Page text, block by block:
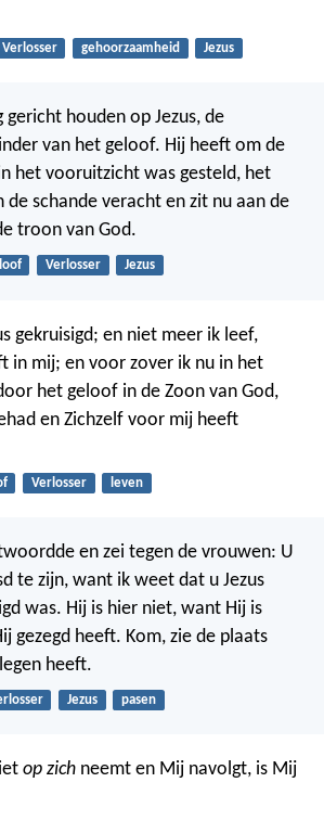
Verlosser gehoorzaamheid Jezus
houden op Jezus, de
van het geloof. Hij heeft om de
het vooruitzicht was gesteld, het
de schande veracht en zit nu aan de
troon van God.
Verlosser Jezus
gekruisigd; en niet meer ik leef,
in mij; en voor zover ik nu in het
het geloof in de Zoon van God,
en Zichzelf voor mij heeft
Verlosser leven
en zei tegen de vrouwen: U
te zijn, want ik weet dat u Jezus
was. Hij is hier niet, want Hij is
gezegd heeft. Kom, zie de plaats
heeft.
Jezus pasen
op zich neemt en Mij navolgt, is Mij